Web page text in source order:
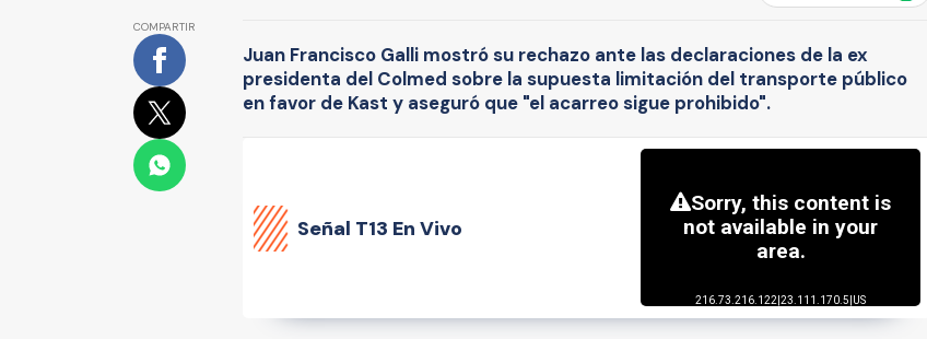
COMPARTIR
Juan Francisco Galli mostró su rechazo ante las declaraciones de la ex
presidenta del Colmed sobre la supuesta limitación del transporte público
en favor de Kast y aseguró que "el acarreo sigue prohibido".
Señal T13 En Vivo